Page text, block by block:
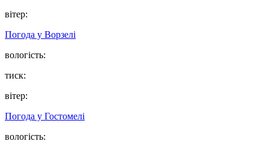
вітер:
Погода у Ворзелі
вологість:
тиск:
вітер:
Погода у Гостомелі
вологість: